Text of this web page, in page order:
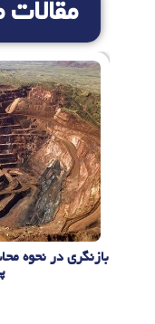
مقالات
بازنگری در نحوه